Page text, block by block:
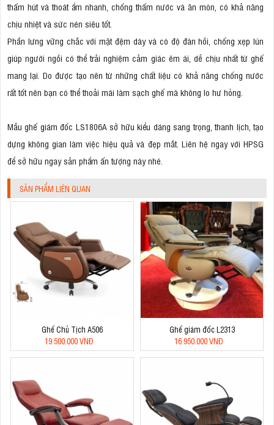
thấm hút và thoát ẩm nhanh, chống thấm nước và ăn mòn, có khả năng
chịu nhiệt và sức nén siêu tốt.
Phần lưng vững chắc với mặt đệm dày và có độ đàn hồi, chống xẹp lún
giúp người ngồi có thể trải nghiệm cảm giác êm ái, dễ chịu nhất từ ghế
mang lại. Do được tạo nên từ những chất liệu có khả năng chống nước
rất tốt nên bạn có thể thoải mái làm sạch ghế mà không lo hư hỏng.
Mẫu ghế giám đốc LS1806A sở hữu kiểu dáng sang trọng, thanh lịch, tạo
dựng không gian làm việc hiệu quả và đẹp mắt. Liên hệ ngay với HPSG
để sở hữu ngay sản phẩm ấn tượng này nhé.
SẢN PHẨM LIÊN QUAN
Ghế Chủ Tịch A506
19.500.000 VNĐ
Ghế giám đốc L2313
16.950.000 VNĐ